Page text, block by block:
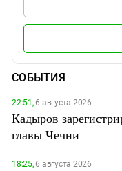
СОБЫТИЯ
22:51,6 августа 2026
Кадыров
главы Чечни
18:25,6 августа 2026